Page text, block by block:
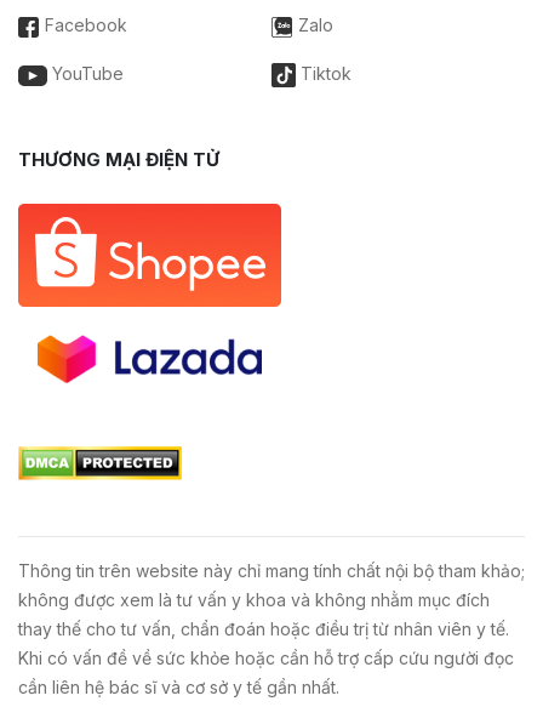
Facebook Zalo
YouTube Tiktok
THƯƠNG MẠI ĐIỆN TỬ
Thông tin trên website này chỉ mang tính chất nội bộ tham khảo;
không được xem là tư vấn y khoa và không nhằm mục đích
thay thế cho tư vấn, chẩn đoán hoặc điều trị từ nhân viên y tế.
Khi có vấn đề về sức khỏe hoặc cần hỗ trợ cấp cứu người đọc
cần liên hệ bác sĩ và cơ sở y tế gần nhất.